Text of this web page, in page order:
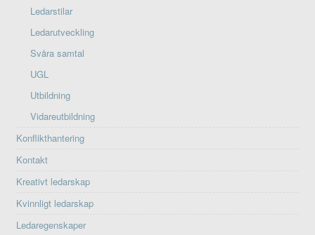
Ledarstilar
Ledarutveckling
Svåra samtal
UGL
Utbildning
Vidareutbildning
Konflikthantering
Kontakt
Kreativt ledarskap
Kvinnligt ledarskap
Ledaregenskaper